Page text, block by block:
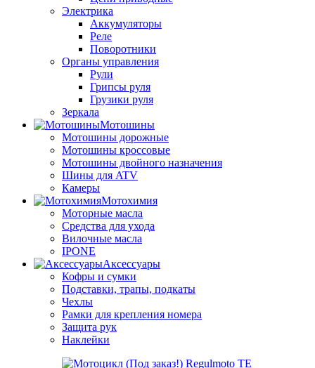
Электрика
Аккумуляторы
Реле
Поворотники
Органы управления
Рули
Грипсы руля
Грузики руля
Зеркала
Мотошины
Мотошины дорожные
Мотошины кроссовые
Мотошины двойного назначения
Шины для ATV
Камеры
Мотохимия
Моторные масла
Средства для ухода
Вилочные масла
IPONE
Аксессуары
Кофры и сумки
Подставки, трапы, подкаты
Чехлы
Рамки для крепления номера
Защита рук
Наклейки